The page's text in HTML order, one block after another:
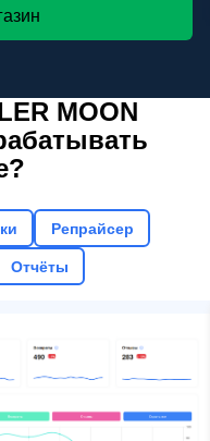
MOON
Репрайсер
Отчёты